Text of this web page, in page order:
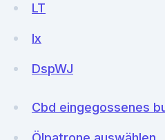
LT
Ix
DspWJ
Cbd eingegossenes